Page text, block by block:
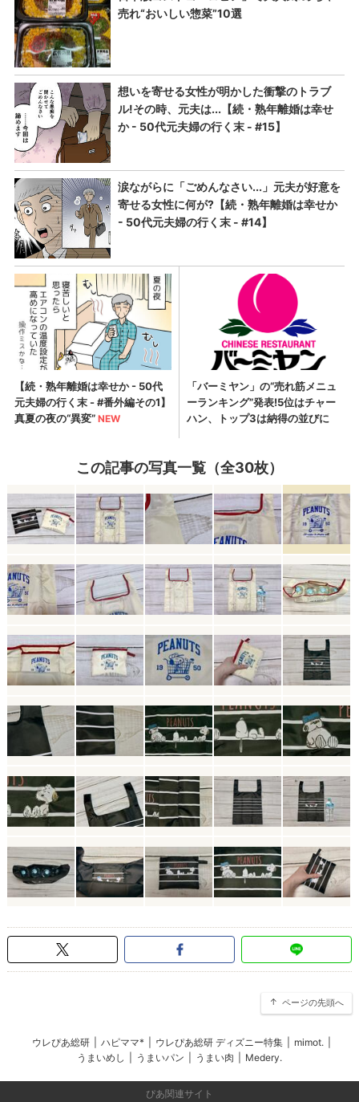
この記事の写真一覧（全30枚）
ページの先頭へ
ウレぴあ総研 ハピママ* ウレぴあ総研 ディズニー特集 mimot.
うまいめし
うまいパン うまい肉 Medery.
ぴあ関連サイト